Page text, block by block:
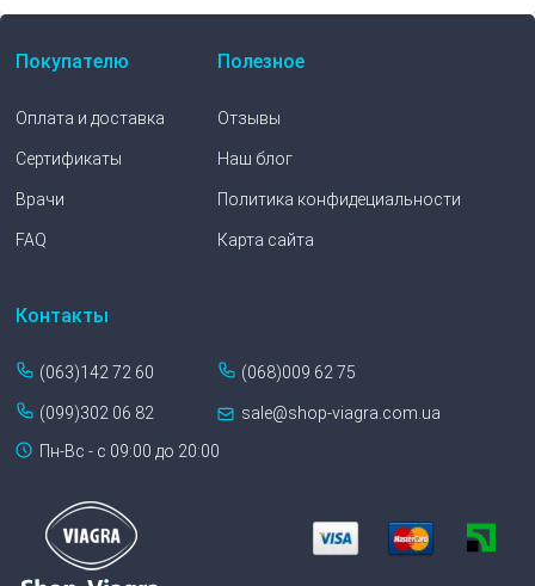
Покупателю
Оплата и доставка
Сертификаты
Врачи
FAQ
Полезное
Отзывы
Наш блог
Политика конфидециальности
Карта сайта
Контакты
(063)142 72 60 (068)009 62 75
(099)302 06 82
sale@shop-viagra.com.ua
Пн-Вс - с 09:00 до 20:00